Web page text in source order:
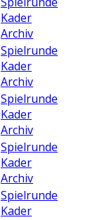
Kader
Archiv
Spielrunde
Kader
Archiv
Spielrunde
Kader
Archiv
Spielrunde
Kader
Archiv
Spielrunde
Kader